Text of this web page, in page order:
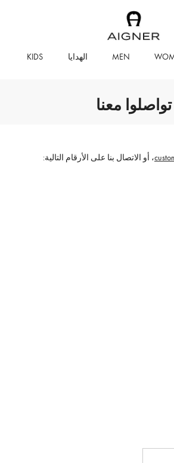
KIDS
تواصلوا معنا
، أو الاتصال بنا على الأرقام التالية: